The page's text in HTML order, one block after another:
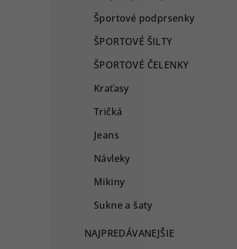
Športové podprsenky
ŠPORTOVÉ ŠILTY
ŠPORTOVÉ ČELENKY
Kraťasy
Tričká
Jeans
Návleky
Mikiny
Sukne a šaty
NAJPREDÁVANEJŠIE